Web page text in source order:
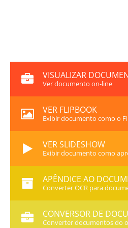
VISUALIZAR
Ver documento on-line
VER FLIPBOOK
Exibir documento como o
VER SLIDESHOW
Exibir documento como
APÊNDICE AO
Converter OCR para
CONVERSOR DE
Converter documentos do